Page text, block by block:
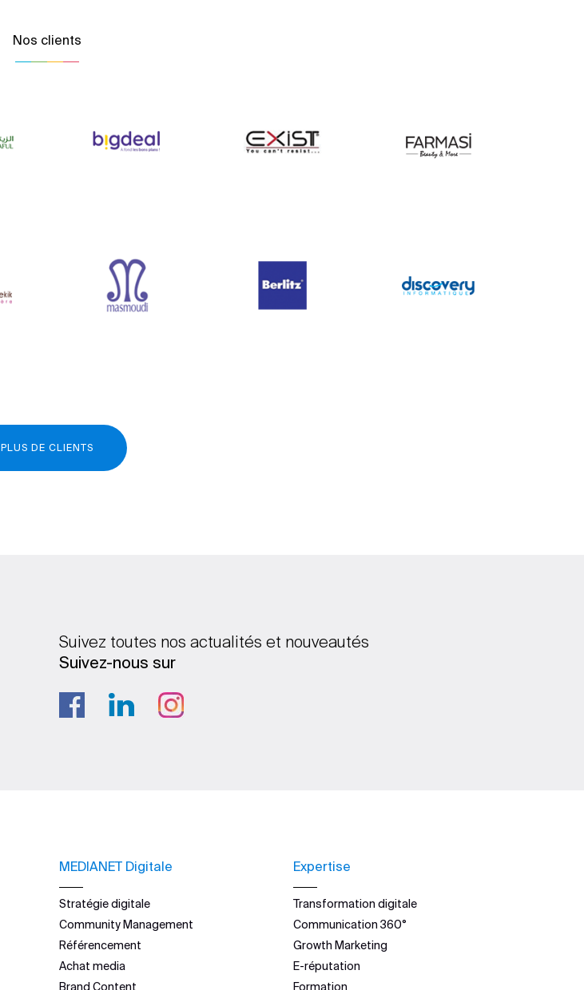
Nos clients
PLUS DE CLIENTS
Suivez toutes nos actualités et nouveautés
Suivez-nous sur
MEDIANET Digitale
Stratégie digitale
Community Management
Référencement
Achat media
Brand Content
Expertise
Transformation digitale
Communication 360°
Growth Marketing
E-réputation
Formation